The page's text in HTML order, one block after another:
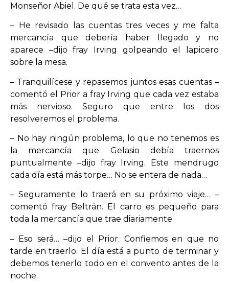
Monseñor Abiel. De qué se trata esta vez…
– He revisado las cuentas tres veces y me falta
mercancía que debería haber llegado y no
aparece –dijo fray Irving golpeando el lapicero
sobre la mesa.
– Tranquilícese y repasemos juntos esas cuentas –
comentó el Prior a fray Irving que cada vez estaba
más nervioso. Seguro que entre los dos
resolveremos el problema.
– No hay ningún problema, lo que no tenemos es
la mercancía que Gelasio debía traernos
puntualmente –dijo fray Irving. Este mendrugo
cada día está más torpe… No se entera de nada…
– Seguramente lo traerá en su próximo viaje… –
comentó fray Beltrán. El carro es pequeño para
toda la mercancía que trae diariamente.
– Eso será… –dijo el Prior. Confiemos en que no
tarde en traerlo. El día está a punto de terminar y
debemos tenerlo todo en el convento antes de la
noche.